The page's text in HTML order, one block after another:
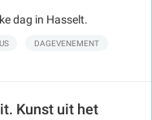
dag in Hasselt.
DAGEVENEMENT
Kunst uit het